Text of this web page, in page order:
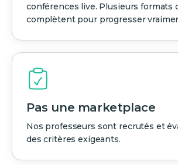
conférences live. Plusieurs formats
complètent pour progresser
Pas une marketplace
Nos professeurs sont recrutés et
des critères exigeants.